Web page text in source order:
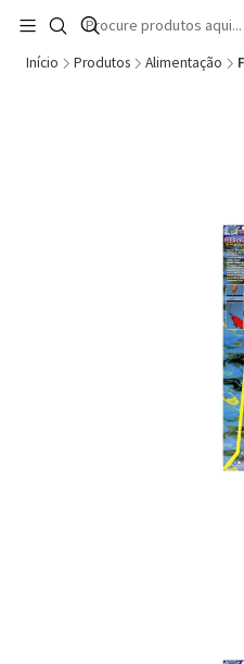
🚚 Portugal Continental: Portes Grátis
Ler
Início Produtos Alimentação